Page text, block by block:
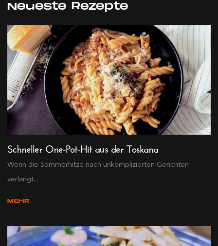
Neueste Rezepte
Schneller One-Pot-Hit aus der Toskana
Wenn die Sommerhitze nach unkomplizierten Gerichten
verlangt...
MEHR